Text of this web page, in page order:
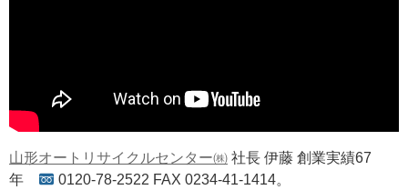
山形オートリサイクルセンター㈱ 社長 伊藤 創業実績67
年
0120-78-2522 FAX 0234-41-1414。